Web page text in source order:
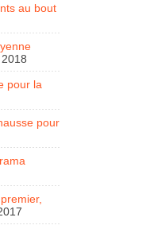
au bout
pour la
pour